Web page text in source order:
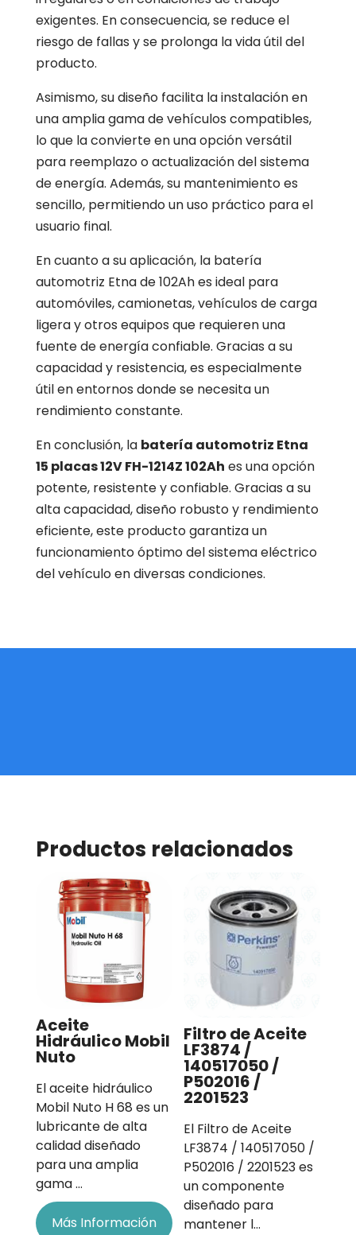
exigentes. En consecuencia, se reduce el
riesgo de fallas y se prolonga la vida útil del
producto.
Asimismo, su diseño facilita la instalación en
una amplia gama de vehículos compatibles,
lo que la convierte en una opción versátil
para reemplazo o actualización del sistema
de energía. Además, su mantenimiento es
sencillo, permitiendo un uso práctico para el
usuario final.
En cuanto a su aplicación, la batería
automotriz Etna de 102Ah es ideal para
automóviles, camionetas, vehículos de carga
ligera y otros equipos que requieren una
fuente de energía confiable. Gracias a su
capacidad y resistencia, es especialmente
útil en entornos donde se necesita un
rendimiento constante.
En conclusión, la batería automotriz Etna
15 placas 12V FH-1214Z 102Ah es una opción
potente, resistente y confiable. Gracias a su
alta capacidad, diseño robusto y rendimiento
eficiente, este producto garantiza un
funcionamiento óptimo del sistema eléctrico
del vehículo en diversas condiciones.
Productos relacionados
Aceite
Hidráulico Mobil
Nuto
El aceite hidráulico
Mobil Nuto H 68 es un
lubricante de alta
calidad diseñado
para una amplia
gama …
Más Información
Filtro de Aceite
LF3874 /
140517050 /
P502016 /
2201523
El Filtro de Aceite
LF3874 / 140517050 /
P502016 / 2201523 es
un componente
diseñado para
mantener l…